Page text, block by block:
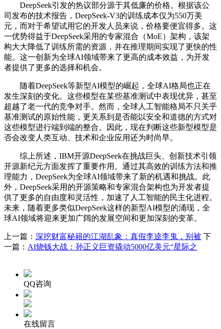
DeepSeek引发的热议部分源于其低廉的价格。根据该公
司发布的技术报告，DeepSeek-V3的训练成本仅为550万美
元，而对于希望试用它的开发人员来说，价格要便宜得多。这
一优势得益于DeepSeek采用的专家混合（MoE）架构，该架
构大大降低了训练所需的资源，并在推理期间实现了更快的性
能。这一创新为全球AI领域带来了更高的成本效益，为开发
者提供了更多的选择和机会。
随着DeepSeek等新型AI模型的崛起，全球AI格局也正在
发生深刻的变化。这些模型在某些基准测试中表现优异，甚至
超越了老一代的竞争对手。然而，全球人工智能格局不只关乎
基准测试的原始性能，更关系到是否能以安全和道德的方式对
这些模型进行端到端的整合。因此，现在判断这些新型模型是
否会改变人类互动、技术和企业应用还为时尚早。
综上所述，IBM开源DeepSeek在挑战巨头、创新技术引领
开源新纪元方面发挥了重要作用。通过其高效的训练方法和推
理能力，DeepSeek为全球AI领域带来了新的机遇和挑战。此
外，DeepSeek采用的开源策略和专家混合架构也为开发者提
供了更多的自由度和灵活性，加速了人工智能的民主化进程。
未来，随着更多类似DeepSeek这样的新型AI模型的涌现，全
球AI领域将迎来更加广阔的发展空间和更加深刻的变革。
上一篇： 深挖财富秘籍的江湖乱象：真假李逵李鬼，别被 下
一篇： AI烧钱大战：孙正义巨资撬动5000亿美元“星际之
QQ咨询
在线留言